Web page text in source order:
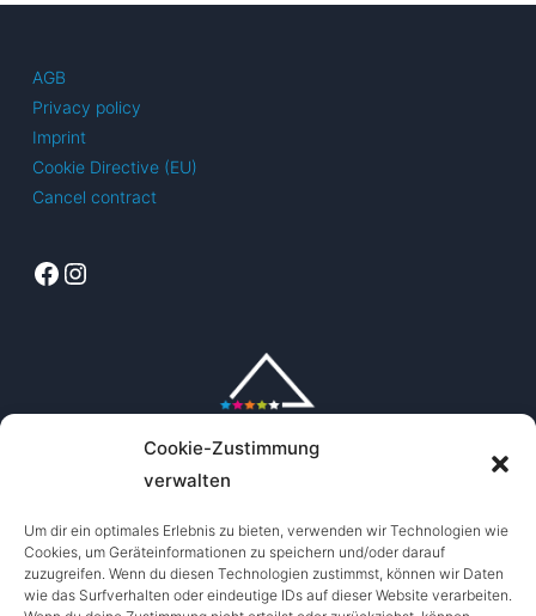
Cookie-Zustimmung
verwalten
Um dir ein optimales Erlebnis zu bieten, verwenden wir Technologien wie
Cookies, um Geräteinformationen zu speichern und/oder darauf
zuzugreifen. Wenn du diesen Technologien zustimmst, können wir Daten
wie das Surfverhalten oder eindeutige IDs auf dieser Website verarbeiten.
AGB
Privacy policy
Imprint
Cookie Directive (EU)
Cancel contract
Facebook
Instagram